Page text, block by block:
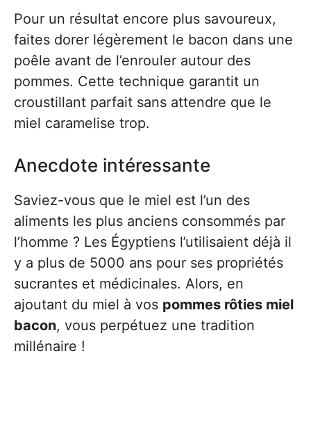
Pour un résultat encore plus savoureux,
faites dorer légèrement le bacon dans une
poêle avant de l’enrouler autour des
pommes. Cette technique garantit un
croustillant parfait sans attendre que le
miel caramelise trop.
Anecdote intéressante
Saviez-vous que le miel est l’un des
aliments les plus anciens consommés par
l’homme ? Les Égyptiens l’utilisaient déjà il
y a plus de 5000 ans pour ses propriétés
sucrantes et médicinales. Alors, en
ajoutant du miel à vos pommes rôties miel
bacon, vous perpétuez une tradition
millénaire !